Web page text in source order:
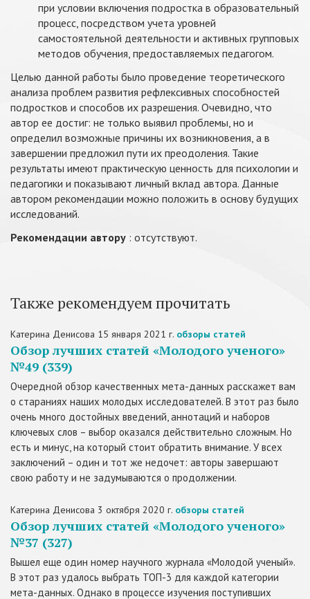
при условии включения подростка в образовательный
процесс, посредством учета уровней
самостоятельной деятельности и активных групповых
методов обучения, предоставляемых педагогом.
Целью данной работы было проведение теоретического
анализа проблем развития рефлексивных способностей
подростков и способов их разрешения. Очевидно, что
автор ее достиг: не только выявил проблемы, но и
определил возможные причины их возникновения, а в
завершении предложил пути их преодоления. Такие
результаты имеют практическую ценность для психологии и
педагогики и показывают личный вклад автора. Данные
автором рекомендации можно положить в основу будущих
исследований.
Рекомендации автору : отсутствуют.
Также рекомендуем прочитать
Катерина Денисова 15 января 2021 г. обзоры статей
Обзор лучших статей «Молодого ученого»
№49 (339)
Очередной обзор качественных мета-данных расскажет вам
о стараниях наших молодых исследователей. В этот раз было
очень много достойных введений, аннотаций и наборов
ключевых слов – выбор оказался действительно сложным. Но
есть и минус, на который стоит обратить внимание. У всех
заключений – один и тот же недочет: авторы завершают
свою работу и не задумываются о продолжении.
Катерина Денисова 3 октября 2020 г. обзоры статей
Обзор лучших статей «Молодого ученого»
№37 (327)
Вышел еще один номер научного журнала «Молодой ученый».
В этот раз удалось выбрать ТОП-3 для каждой категории
мета-данных. Однако в процессе изучения поступивших